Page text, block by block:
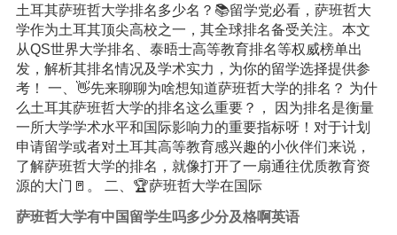
土耳其萨班哲大学排名多少名？📚留学党必看，萨班哲大
学作为土耳其顶尖高校之一，其全球排名备受关注。本文
从QS世界大学排名、泰晤士高等教育排名等权威榜单出
发，解析其排名情况及学术实力，为你的留学选择提供参
考！ 一、👋先来聊聊为啥想知道萨班哲大学的排名？ 为什
么土耳其萨班哲大学的排名这么重要？， 因为排名是衡量
一所大学学术水平和国际影响力的重要指标呀！对于计划
申请留学或者对土耳其高等教育感兴趣的小伙伴们来说，
了解萨班哲大学的排名，就像打开了一扇通往优质教育资
源的大门🚪。 二、🏆萨班哲大学在国际
萨班哲大学有中国留学生吗多少分及格啊英语